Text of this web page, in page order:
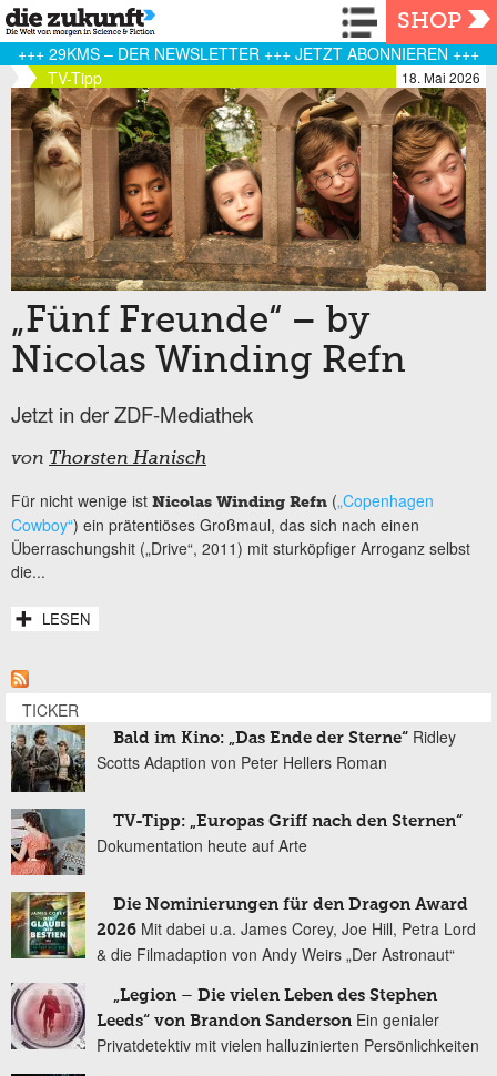
Navigation
SHOP
+++ 29KMS – DER NEWSLETTER +++ JETZT ABONNIEREN +++
TV-Tipp
18. Mai 2026
„Fünf Freunde“ – by
Nicolas Winding Refn
Jetzt in der ZDF-Mediathek
von Thorsten Hanisch
Für nicht wenige ist Nicolas Winding Refn („Copenhagen
Cowboy“) ein prätentiöses Großmaul, das sich nach einen
Überraschungshit („Drive“, 2011) mit sturköpfiger Arroganz selbst
die...
LESEN
TICKER
Bald im Kino: „Das Ende der Sterne“ Ridley
Scotts Adaption von Peter Hellers Roman
TV-Tipp: „Europas Griff nach den Sternen“
Dokumentation heute auf Arte
Die Nominierungen für den Dragon Award
2026 Mit dabei u.a. James Corey, Joe Hill, Petra Lord
& die Filmadaption von Andy Weirs „Der Astronaut“
„Legion – Die vielen Leben des Stephen
Leeds“ von Brandon Sanderson Ein genialer
Privatdetektiv mit vielen halluzinierten Persönlichkeiten